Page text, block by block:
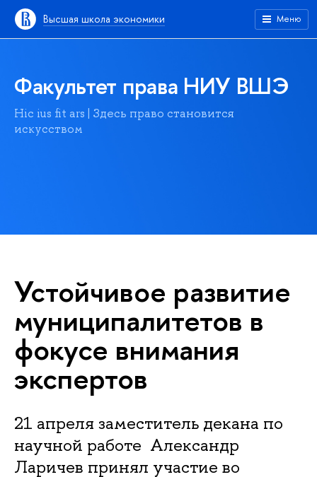
Высшая школа экономики Меню
Факультет права НИУ ВШЭ
Hic ius fit ars | Здесь право становится
искусством
Устойчивое развитие
муниципалитетов в
фокусе внимания
экспертов
21 апреля заместитель декана по
научной работе Александр
Ларичев принял участие во